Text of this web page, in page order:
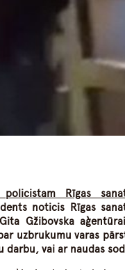
Rīgas
noticis Rīgas
Gžibovska aģentūrai
uzbrukumu varas
darbu, vai ar naudas